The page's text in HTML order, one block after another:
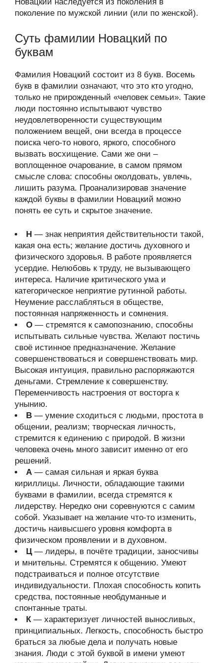
поколение по мужской линии (или по женской).
Суть фамилии Новацкий по
буквам
Фамилия Новацкий состоит из 8 букв. Восемь
букв в фамилии означают, что это кто угодно,
только не прирожденный «человек семьи». Такие
люди постоянно испытывают чувство
неудовлетворенности существующим
положением вещей, они всегда в процессе
поиска чего-то нового, яркого, способного
вызвать восхищение. Сами же они –
воплощенное очарование, в самом прямом
смысле слова: способны околдовать, увлечь,
лишить разума. Проанализировав значение
каждой буквы в фамилии Новацкий можно
понять ее суть и скрытое значение.
Н — знак неприятия действительности такой,
какая она есть; желание достичь духовного и
физического здоровья. В работе проявляется
усердие. Нелюбовь к труду, не вызывающего
интереса. Наличие критического ума и
категорическое неприятие рутинной работы.
Неумение расслабляться в обществе,
постоянная напряженность и сомнения.
О — стремятся к самопознанию, способны
испытывать сильные чувства. Желают постичь
своё истинное предназначение. Желание
совершенствоваться и совершенствовать мир.
Высокая интуиция, правильно распоряжаются
деньгами. Стремление к совершенству.
Переменчивость настроения от восторга к
унынию.
В — умение сходиться с людьми, простота в
общении, реализм; творческая личность,
стремится к единению с природой. В жизни
человека очень много зависит именно от его
решений.
А — самая сильная и яркая буква
кириллицы. Личности, обладающие такими
буквами в фамилии, всегда стремятся к
лидерству. Нередко они соревнуются с самим
собой. Указывает на желание что-то изменить,
достичь наивысшего уровня комфорта в
физическом проявлении и в духовном.
Ц— лидеры, в почёте традиции, заносчивы
и мнительны. Стремятся к общению. Умеют
подстраиваться и полное отсутствие
индивидуальности. Плохая способность копить
средства, постоянные необдуманные и
спонтанные траты.
К— характеризует личностей выносливых,
принципиальных. Легкость, способность быстро
браться за любые дела и получать новые
знания. Люди с этой буквой в имени умеют